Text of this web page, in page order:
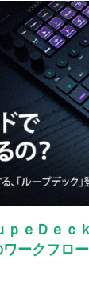
ｐｅＤｅ
ークフロ